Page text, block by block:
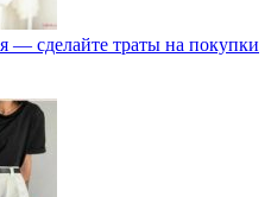
— сделайте траты на покупки